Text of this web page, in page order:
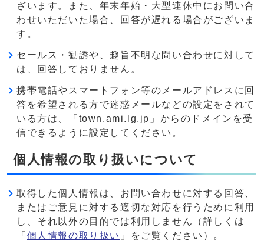
ざいます。また、年末年始・大型連休中にお問い合
わせいただいた場合、回答が遅れる場合がございま
す。
セールス・勧誘や、趣旨不明な問い合わせに対して
は、回答しておりません。
携帯電話やスマートフォン等のメールアドレスに回
答を希望される方で迷惑メールなどの設定をされて
いる方は、「town.ami.lg.jp」からのドメインを受
信できるように設定してください。
個人情報の取り扱いについて
取得した個人情報は、お問い合わせに対する回答、
またはご意見に対する適切な対応を行うために利用
し、それ以外の目的では利用しません（詳しくは
「 個人情報の取り扱い 」をご覧ください）。